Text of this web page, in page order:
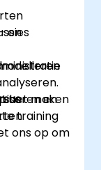
en
en
het maken
training
ons op om